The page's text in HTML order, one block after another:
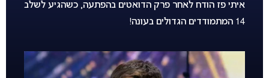
איתי פז הודח לאחר פרק הדואטים בהפתעה, כשהגיע לשלב
14 המתמודדים הגדולים בעונה!